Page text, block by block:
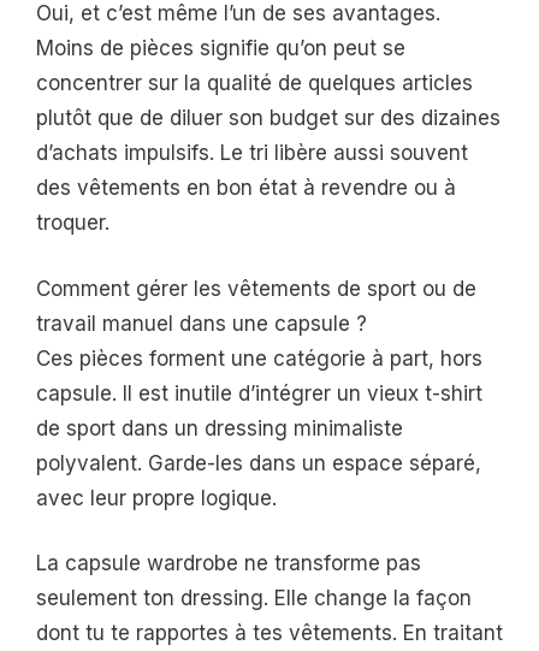
Oui, et c’est même l’un de ses avantages.
Moins de pièces signifie qu’on peut se
concentrer sur la qualité de quelques articles
plutôt que de diluer son budget sur des dizaines
d’achats impulsifs. Le tri libère aussi souvent
des vêtements en bon état à revendre ou à
troquer.
Comment gérer les vêtements de sport ou de
travail manuel dans une capsule ?
Ces pièces forment une catégorie à part, hors
capsule. Il est inutile d’intégrer un vieux t-shirt
de sport dans un dressing minimaliste
polyvalent. Garde-les dans un espace séparé,
avec leur propre logique.
La capsule wardrobe ne transforme pas
seulement ton dressing. Elle change la façon
dont tu te rapportes à tes vêtements. En traitant